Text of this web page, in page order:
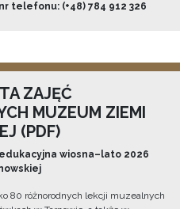
nr telefonu: (+48) 784 912 326
ZAJĘĆ
MUZEUM ZIEMI
(PDF)
wiosna–lato 2026
80 różnorodnych lekcji muzealnych